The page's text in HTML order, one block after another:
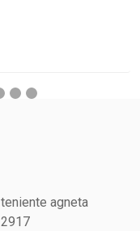
teniente agneta
2917